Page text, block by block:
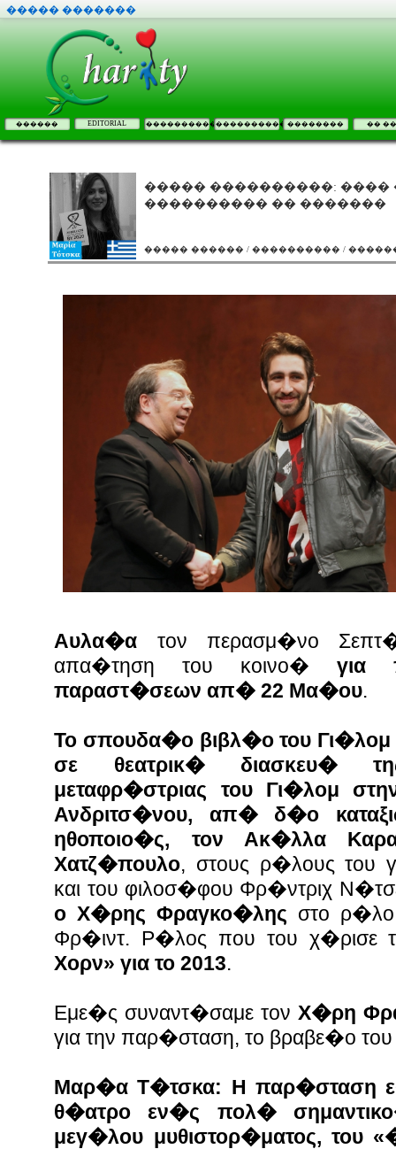
����� �������
������ EDITORIAL �������������������� �������� ��
����� ����������: ����
���������� �� �������
����� ������ / ���������� /
Αυλα�α τον περασμ�νο
απα�τηση του κοινο� για
παραστ�σεων απ� 22 Μα�ου.
Το σπουδα�ο βιβλ�ο του
σε θεατρικ� διασκευ�
μεταφρ�στριας του Γι�λομ
Ανδριτσ�νου,
απ� δ�ο
ηθοποιο�ς, τον Ακ�λλα
Χατζ�πουλο, στους ρ�λους του
και του φιλοσ�φου Φρ�ντριχ
ο Χ�ρης Φραγκο�λης στο
Φρ�ιντ. Ρ�λος που του χ�ρισε
Χορν» για το 2013.
Εμε�ς συναντ�σαμε τον Χ�ρη
για την παρ�σταση, το βραβε�ο
Μαρ�α Τ�τσκα: Η παρ�σταση
θ�ατρο εν�ς πολ�
μεγ�λου μυθιστορ�ματος, του